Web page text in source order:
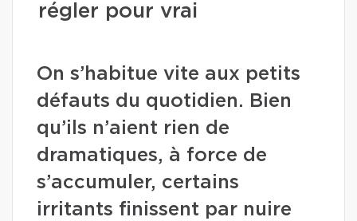
régler pour vrai
On s’habitue vite aux petits
défauts du quotidien. Bien
qu’ils n’aient rien de
dramatiques, à force de
s’accumuler, certains
irritants finissent par nuire